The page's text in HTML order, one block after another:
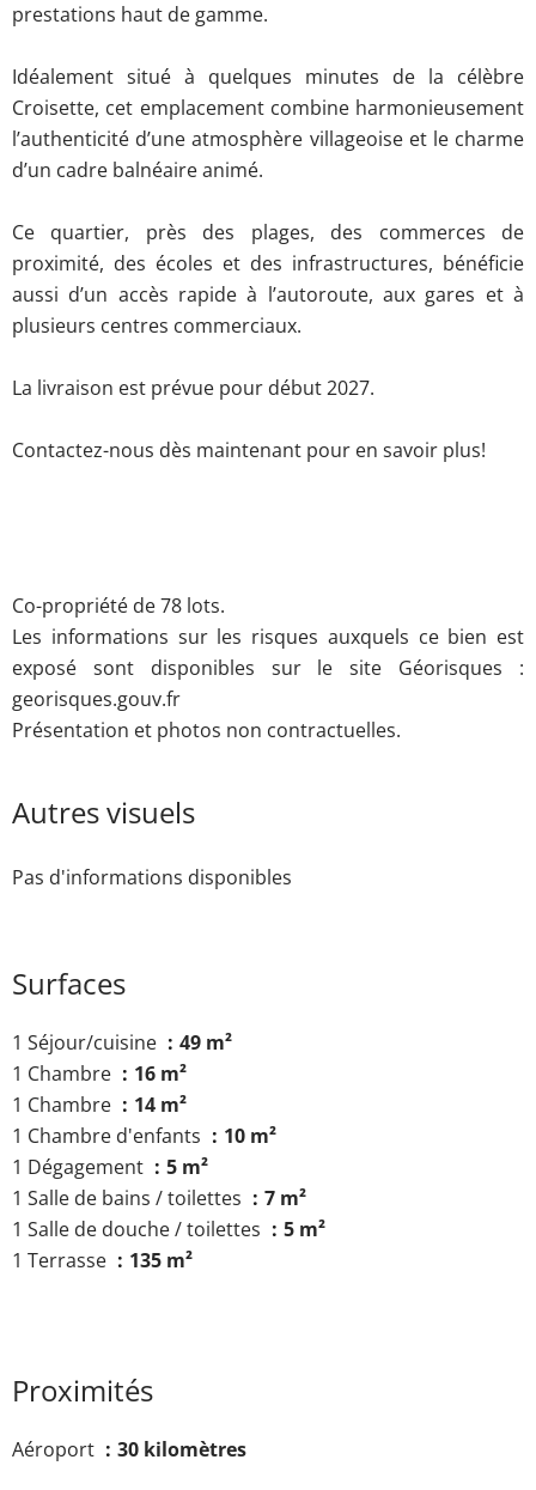
prestations haut de gamme.
Idéalement situé à quelques minutes de la célèbre
Croisette, cet emplacement combine harmonieusement
l’authenticité d’une atmosphère villageoise et le charme
d’un cadre balnéaire animé.
Ce quartier, près des plages, des commerces de
proximité, des écoles et des infrastructures, bénéficie
aussi d’un accès rapide à l’autoroute, aux gares et à
plusieurs centres commerciaux.
La livraison est prévue pour début 2027.
Contactez-nous dès maintenant pour en savoir plus!
Co-propriété de 78 lots.
Les informations sur les risques auxquels ce bien est
exposé sont disponibles sur le site Géorisques :
georisques.gouv.fr
Présentation et photos non contractuelles.
Autres visuels
Pas d'informations disponibles
Surfaces
1 Séjour/cuisine
49 m²
1 Chambre
16 m²
1 Chambre
14 m²
1 Chambre d'enfants
10 m²
1 Dégagement
5 m²
1 Salle de bains / toilettes
7 m²
1 Salle de douche / toilettes
5 m²
1 Terrasse
135 m²
Proximités
Aéroport 30 kilomètres